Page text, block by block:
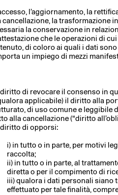
l’aggiornamento, la
cancellazione, la trasformazione
la conservazione in
che le operazioni di
di coloro ai quali i dati
un impiego di mezzi
di revocare il consenso in
applicabile) il diritto alla
di uso comune e leggibile
alla cancellazione (“diritto
di opporsi:
i) in tutto o in parte, per motivi
raccolta;
ii) in tutto o in parte, al
diretta o per il compimento di
iii) qualora i dati personali siano
effettuato per tale finalità,